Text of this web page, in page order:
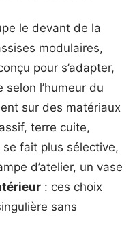
le devant de la
modulaires,
pour s’adapter,
l’humeur du
sur des matériaux
terre cuite,
fait plus sélective,
d’atelier, un vase
: ces choix
sans